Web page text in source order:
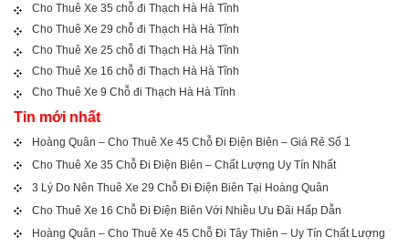
Cho Thuê Xe 35 chỗ đi Thạch Hà Hà Tĩnh
Cho Thuê Xe 29 chỗ đi Thạch Hà Hà Tĩnh
Cho Thuê Xe 25 chỗ đi Thạch Hà Hà Tĩnh
Cho Thuê Xe 16 chỗ đi Thạch Hà Hà Tĩnh
Cho Thuê Xe 9 Chỗ đi Thạch Hà Hà Tĩnh
Tin mới nhất
Hoàng Quân – Cho Thuê Xe 45 Chỗ Đi Điện Biên – Giá Rẻ Số 1
Cho Thuê Xe 35 Chỗ Đi Điện Biên – Chất Lượng Uy Tín Nhất
3 Lý Do Nên Thuê Xe 29 Chỗ Đi Điện Biên Tại Hoàng Quân
Cho Thuê Xe 16 Chỗ Đi Điện Biên Với Nhiều Ưu Đãi Hấp Dẫn
Hoàng Quân – Cho Thuê Xe 45 Chỗ Đi Tây Thiên – Uy Tín Chất Lượng